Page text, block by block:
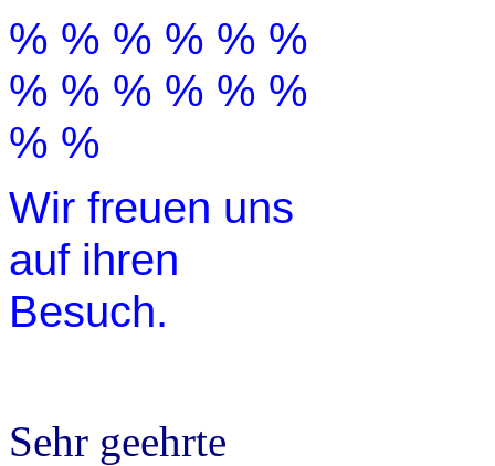
% % % % % %
% % % % % %
% %
Wir freuen uns
auf ihren
Besuch.
Sehr geehrte